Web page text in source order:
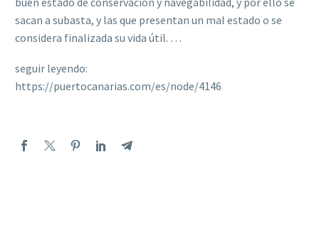
sacan a subasta, y las que presentan un mal estado o se
considera finalizada su vida útil. …
seguir leyendo:
https://puertocanarias.com/es/node/4146